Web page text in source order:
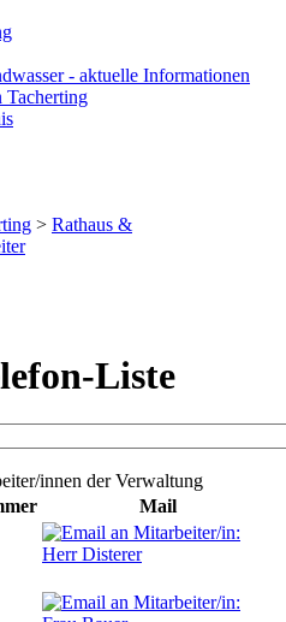
- aktuelle Informationen
Tacherting
> Rathaus &
Liste
innen der Verwaltung
Mail